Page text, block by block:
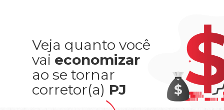
Veja quanto você
vai economizar
ao se tornar
corretor(a) PJ